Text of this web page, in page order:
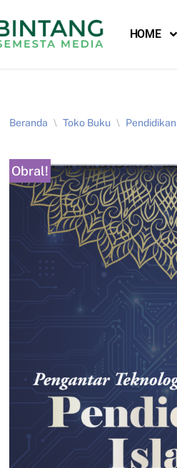
HOME
Beranda \ Toko Buku \
Obral!